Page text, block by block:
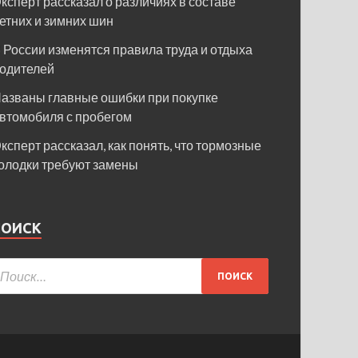
и зимних шин
России изменятся правила труда и отдыха
главные ошибки при покупке
с пробегом
рассказал, как понять, что тормозные
требуют замены